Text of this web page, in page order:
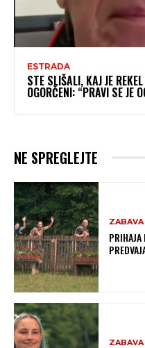
ESTRADA
STE SLIŠALI, KAJ JE
OGORČENI: “PRAVI SE JE
NE SPREGLEJTE
ZABAVA
PRIHAJA
ZABAVA